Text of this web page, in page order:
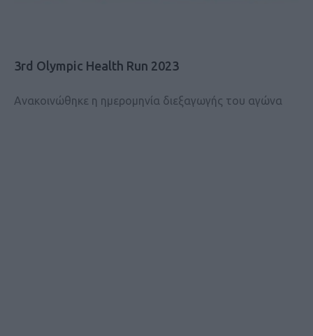
3rd Olympic Health Run 2023
Ανακοινώθηκε η ημερομηνία διεξαγωγής του αγώνα